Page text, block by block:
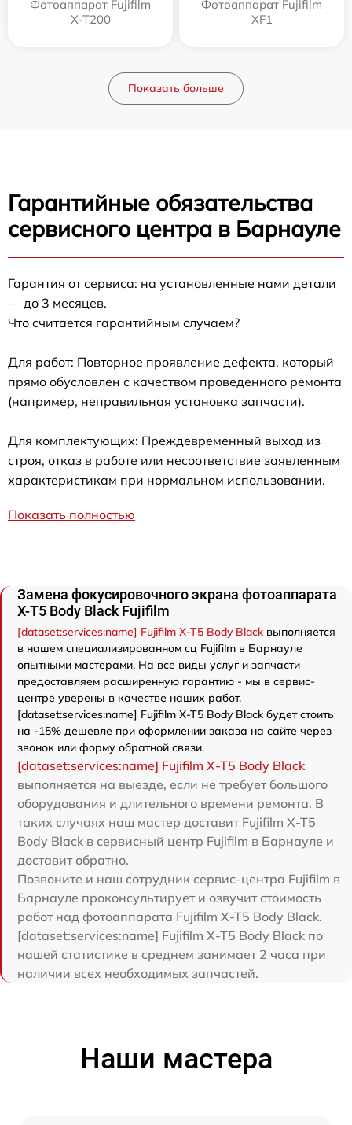
Фотоаппарат Fujifilm
X-T200
Фотоаппарат Fujifilm
XF1
Показать больше
Гарантийные обязательства
сервисного центра в Барнауле
Гарантия от сервиса: на установленные нами детали
— до 3 месяцев.
Что считается гарантийным случаем?
Для работ: Повторное проявление дефекта, который
прямо обусловлен с качеством проведенного ремонта
(например, неправильная установка запчасти).
Для комплектующих: Преждевременный выход из
строя, отказ в работе или несоответствие заявленным
характеристикам при нормальном использовании.
Показать полностью
Замена фокусировочного экрана фотоаппарата
X-T5 Body Black Fujifilm
[dataset:services:name] Fujifilm X-T5 Body Blackвыполняется
в нашем специализированном сц Fujifilm в Барнауле
опытными мастерами. На все виды услуг и запчасти
предоставляем расширенную гарантию - мы в сервис-
центре уверены в качестве наших работ.
[dataset:services:name] Fujifilm X-T5 Body Black будет стоить
на -15% дешевле при оформлении заказа на сайте через
звонок или форму обратной связи.
[dataset:services:name] Fujifilm X-T5 Body Black
выполняется на выезде, если не требует большого
оборудования и длительного времени ремонта. В
таких случаях наш мастер доставит Fujifilm X-T5
Body Black в сервисный центр Fujifilm в Барнауле и
доставит обратно.
Позвоните и наш сотрудник сервис-центра Fujifilm в
Барнауле проконсультирует и озвучит стоимость
работ над фотоаппарата Fujifilm X-T5 Body Black.
[dataset:services:name] Fujifilm X-T5 Body Black по
нашей статистике в среднем занимает 2 часа при
наличии всех необходимых запчастей.
Наши мастера